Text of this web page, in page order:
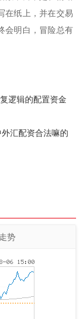
在纸上，并在交易
会明白，冒险总有
逻辑的配置资金
汇配资合法嘛的
势